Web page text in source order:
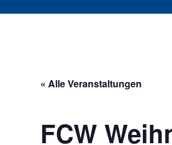
« Alle Veranstaltungen
FCW